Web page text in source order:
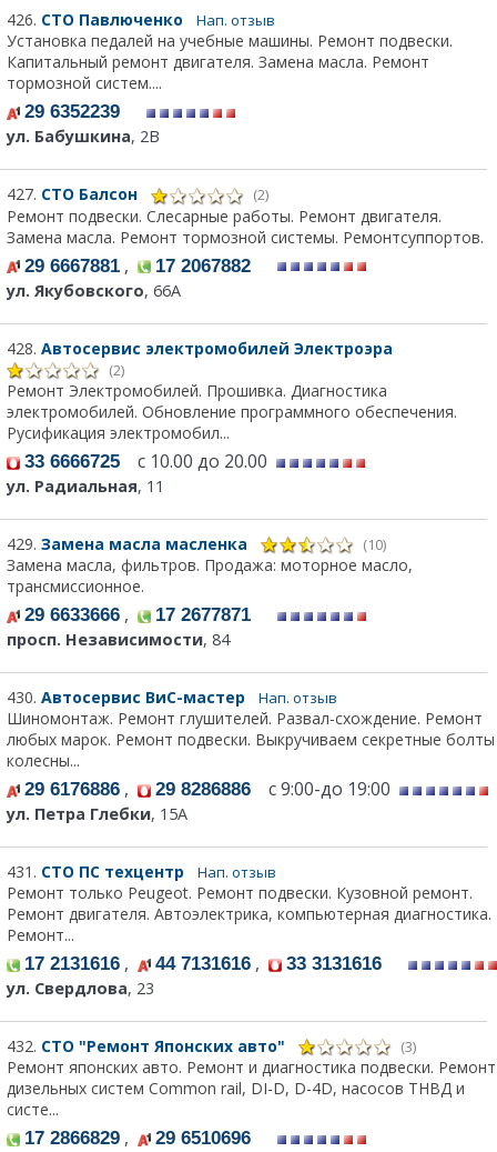
426. СТО Павлюченко Нап. отзыв
Установка педалей на учебные машины. Ремонт подвески.
Капитальный ремонт двигателя. Замена масла. Ремонт
тормозной систем....
29 6352239
ул. Бабушкина, 2В
427. СТО Балсон (2)
Ремонт подвески. Слесарные работы. Ремонт двигателя.
Замена масла. Ремонт тормозной системы. Ремонтсуппортов.
29 6667881 ,
17 2067882
ул. Якубовского, 66А
428. Автосервис электромобилей Электроэра
(2)
Ремонт Электромобилей. Прошивка. Диагностика
электромобилей. Обновление программного обеспечения.
Русификация электромобил...
33 6666725 с 10.00 до 20.00
ул. Радиальная, 11
429. Замена масла масленка (10)
Замена масла, фильтров. Продажа: моторное масло,
трансмиссионное.
29 6633666 ,
17 2677871
просп. Независимости, 84
430. Автосервис ВиС-мастер Нап. отзыв
Шиномонтаж. Ремонт глушителей. Развал-схождение. Ремонт
любых марок. Ремонт подвески. Выкручиваем секретные болты
колесны...
29 6176886 , 29 8286886 с 9:00-до 19:00
ул. Петра Глебки, 15А
431. СТО ПС техцентр Нап. отзыв
Ремонт только Peugeot. Ремонт подвески. Кузовной ремонт.
Ремонт двигателя. Автоэлектрика, компьютерная диагностика.
Ремонт...
17 2131616 , 44 7131616 ,
33 3131616
ул. Свердлова, 23
432. СТО "Ремонт Японских авто" (3)
Ремонт японских авто. Ремонт и диагностика подвески. Ремонт
дизельных систем Common rail, DI-D, D-4D, насосов ТНВД и
систе...
17 2866829 ,
29 6510696